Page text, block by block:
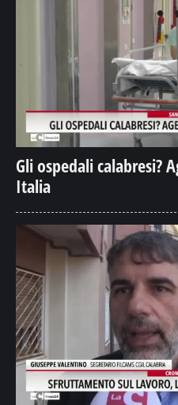
Gli ospedali calabresi? Agenas: tra i migliori in
Italia